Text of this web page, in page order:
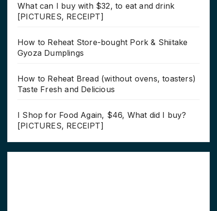
What can I buy with $32, to eat and drink
[PICTURES, RECEIPT]
How to Reheat Store-bought Pork & Shiitake
Gyoza Dumplings
How to Reheat Bread (without ovens, toasters)
Taste Fresh and Delicious
I Shop for Food Again, $46, What did I buy?
[PICTURES, RECEIPT]